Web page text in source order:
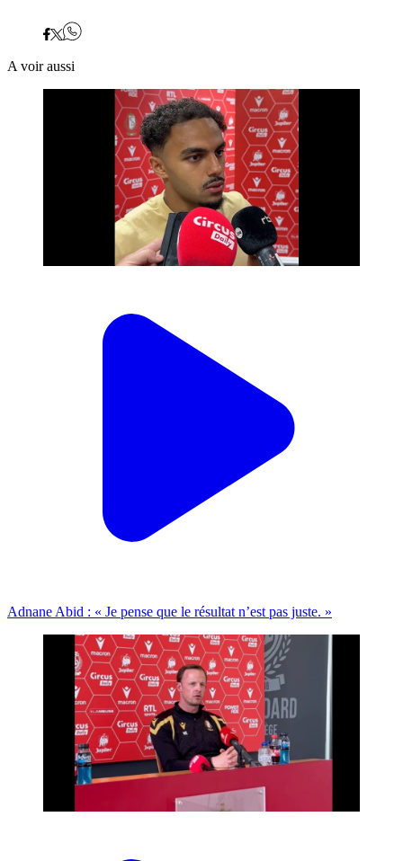
A voir aussi
Adnane Abid : « Je pense que le résultat n’est pas juste. »